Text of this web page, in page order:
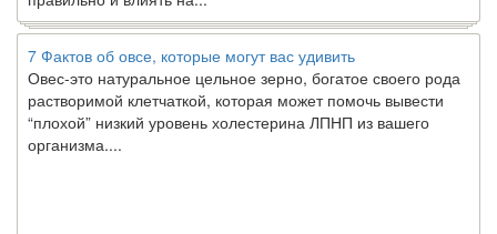
Овес-это натуральное цельное зерно, богатое своего рода
растворимой клетчаткой, которая может помочь вывести
“плохой” низкий уровень холестерина ЛПНП из вашего
организма....